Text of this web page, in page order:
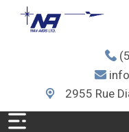
2955 Rue